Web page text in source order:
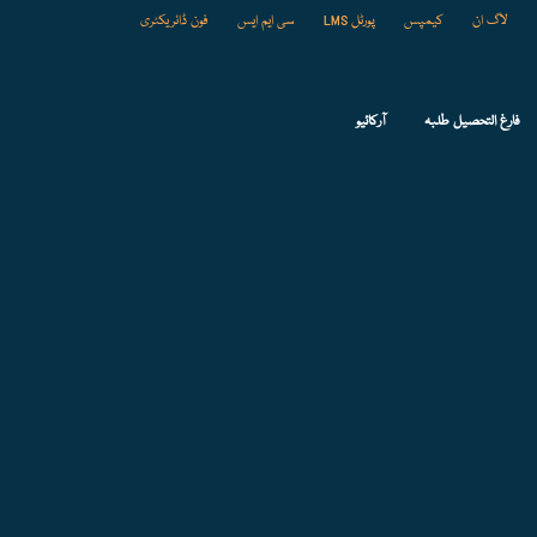
لاگ ان کیمپس پورٹل LMS سی ایم ایس فون ڈائریکٹری
فارغ التحصیل طلبہ آرکائیو